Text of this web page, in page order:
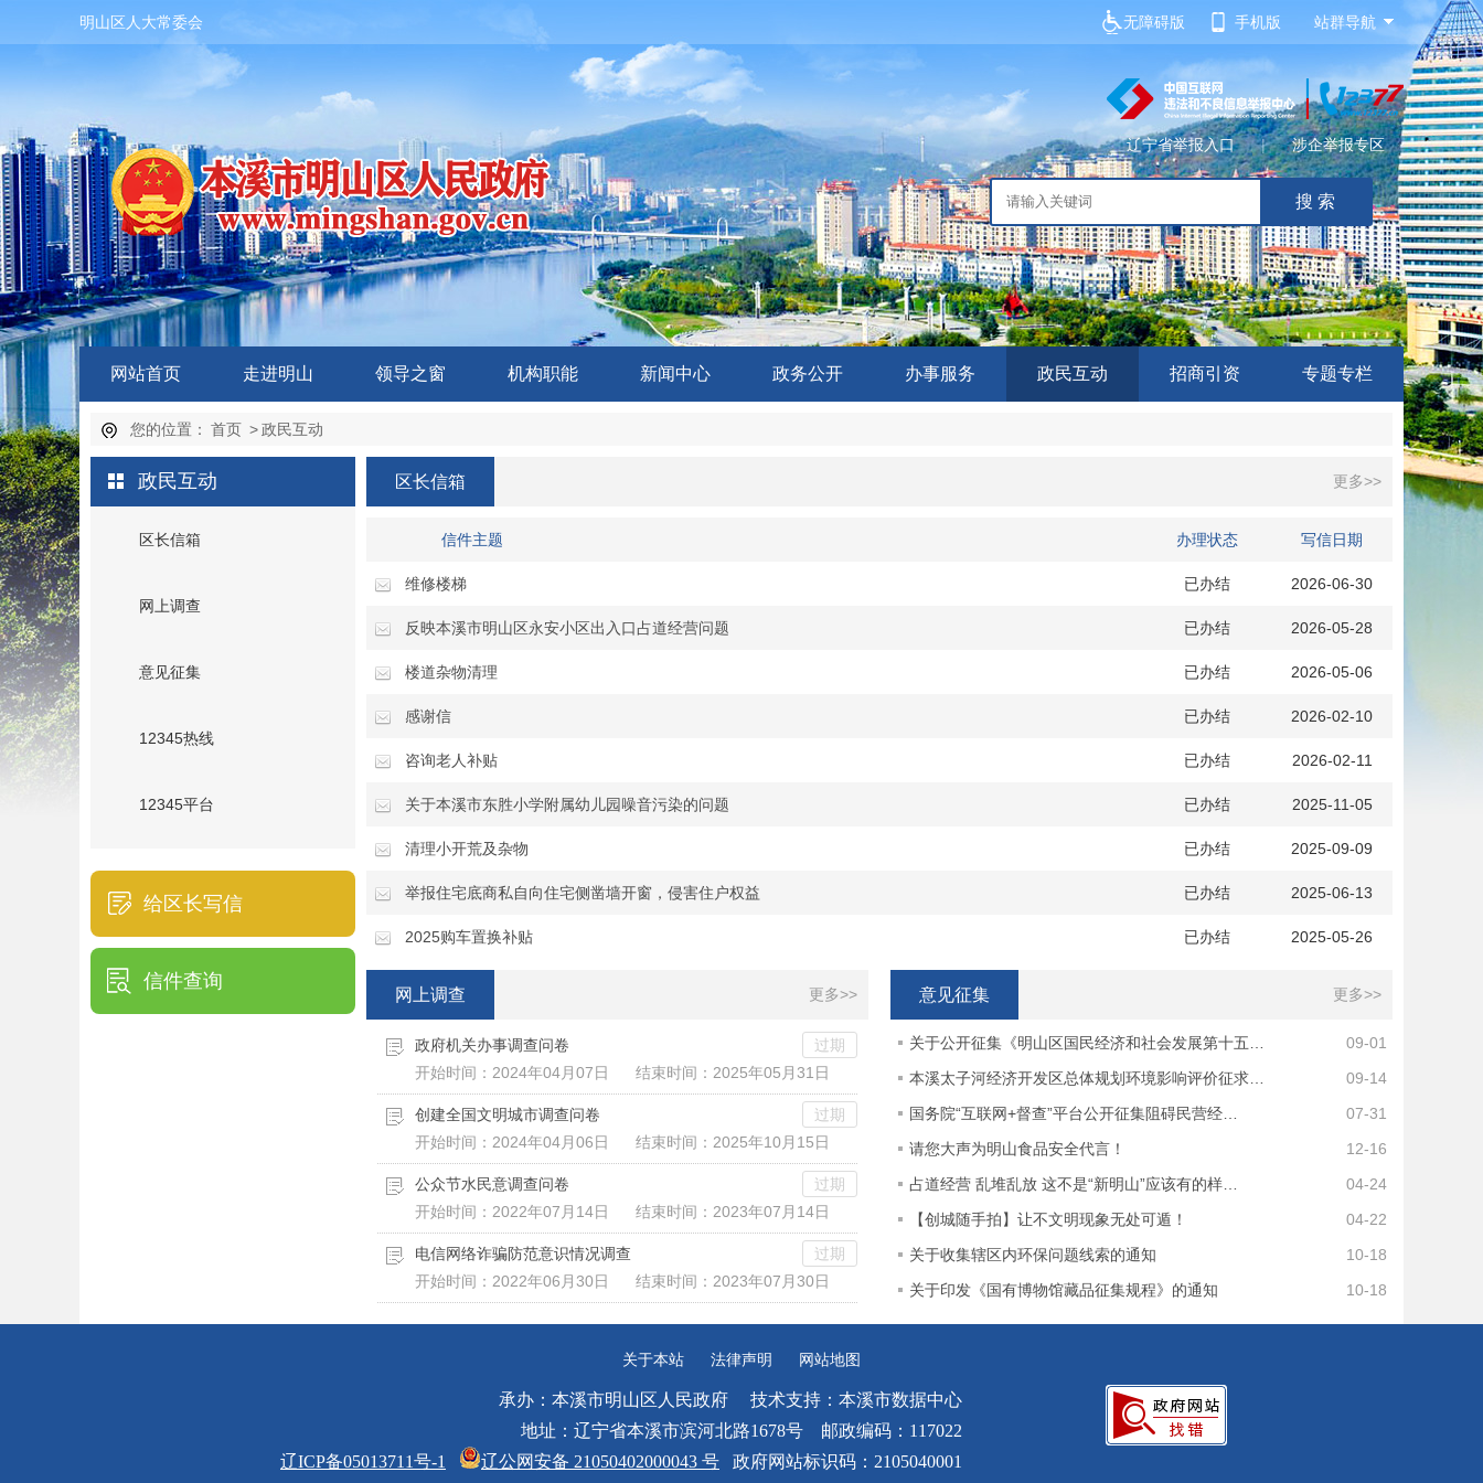
明山区人大常委会 站群导航
无障碍版 手机版
辽宁省举报入口 | 涉企举报专区
网站首页 走进明山 领导之窗 机构职能 新闻中心 政务公开 办事服务 政民互动 招商引资 专题专栏
您的位置： 首页 >政民互动
政民互动
区长信箱
网上调查
意见征集
12345热线
12345平台
给区长写信
信件查询
更多>>
区长信箱
信件主题 办理状态 写信日期
维修楼梯 已办结 2026-06-30
反映本溪市明山区永安小区出入口占道经营问题 已办结 2026-05-28
楼道杂物清理 已办结 2026-05-06
感谢信 已办结 2026-02-10
咨询老人补贴 已办结 2026-02-11
关于本溪市东胜小学附属幼儿园噪音污染的问题 已办结 2025-11-05
清理小开荒及杂物 已办结 2025-09-09
举报住宅底商私自向住宅侧凿墙开窗，侵害住户权益 已办结 2025-06-13
2025购车置换补贴 已办结 2025-05-26
更多>>
网上调查
过期
政府机关办事调查问卷
开始时间： 2024年04月07日 结束时间： 2025年05月31日
过期
创建全国文明城市调查问卷
开始时间： 2024年04月06日 结束时间： 2025年10月15日
过期
公众节水民意调查问卷
开始时间： 2022年07月14日 结束时间： 2023年07月14日
过期
电信网络诈骗防范意识情况调查
开始时间： 2022年06月30日 结束时间： 2023年07月30日
更多>>
意见征集
09-01
关于公开征集《明山区国民经济和社会发展第十五…
09-14
本溪太子河经济开发区总体规划环境影响评价征求…
07-31
国务院“互联网+督查”平台公开征集阻碍民营经…
12-16
请您大声为明山食品安全代言！
04-24
占道经营 乱堆乱放 这不是“新明山”应该有的样…
04-22
【创城随手拍】让不文明现象无处可遁！
10-18
关于收集辖区内环保问题线索的通知
10-18
关于印发《国有博物馆藏品征集规程》的通知
关于本站 法律声明 网站地图
承办：本溪市明山区人民政府 技术支持：本溪市数据中心
地址：辽宁省本溪市滨河北路1678号 邮政编码：117022
辽ICP备05013711号-1
辽公网安备 21050402000043 号 政府网站标识码：2105040001